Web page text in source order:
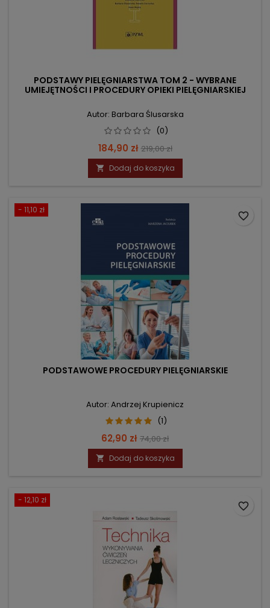
PODSTAWY PIELĘGNIARSTWA TOM 2 - WYBRANE
UMIEJĘTNOŚCI I PROCEDURY OPIEKI PIELĘGNIARSKIEJ
Autor: Barbara Ślusarska
(0)
Cena
184,90 zł Cena
podstawowa
219,00 zł
 Dodaj do koszyka
- 11,10 zł
PODSTAWOWE PROCEDURY PIELĘGNIARSKIE
Autor: Andrzej Krupienicz
(1)
Cena
62,90 zł Cena
podstawowa
74,00 zł
 Dodaj do koszyka
favorite_border
- 12,10 zł
favorite_border